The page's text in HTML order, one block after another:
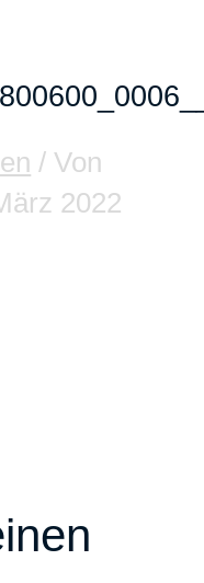
/ Von
2022